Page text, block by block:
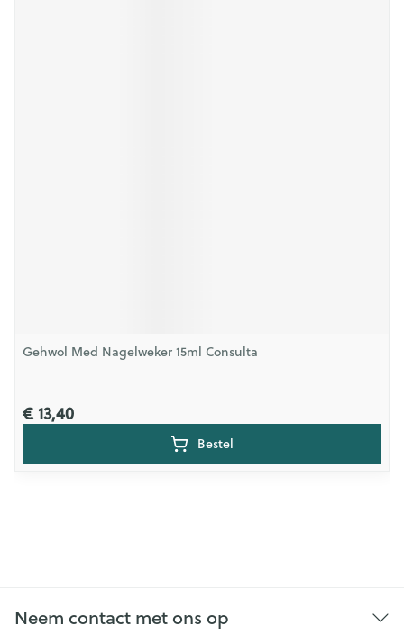
Gehwol Med Nagelweker 15ml Consulta
€ 13,40
Bestel
Neem contact met ons op